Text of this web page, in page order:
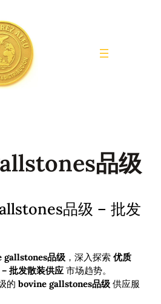
品级
品级 – 批发
gallstones品级 ，深入探索 优质
批发散装供应 市场趋势。
的 bovine gallstones品级 供应服